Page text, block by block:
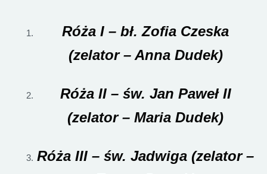
Róża I – bł. Zofia Czeska
(zelator – Anna Dudek)
Róża II – św. Jan Paweł II
(zelator – Maria Dudek)
Róża III – św. Jadwiga (zelator –